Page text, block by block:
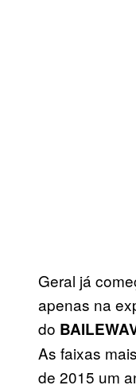
Geral já
apenas na
do
As faixas
de 2015 um